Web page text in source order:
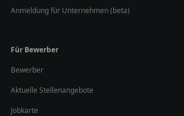
Anmeldung für Unternehmen (beta)
Für Bewerber
Bewerber
Aktuelle Stellenangebote
Jobkarte